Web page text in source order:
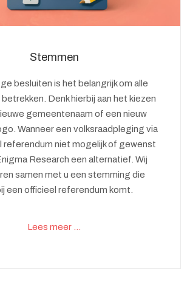
Stemmen
besluiten is het belangrijk om alle
Denk hierbij aan het kiezen
gemeentenaam of een nieuw
Wanneer een volksraadpleging via
referendum niet mogelijk of gewenst
Research een alternatief. Wij
samen met u een stemming die
een officieel referendum komt.
Lees meer …